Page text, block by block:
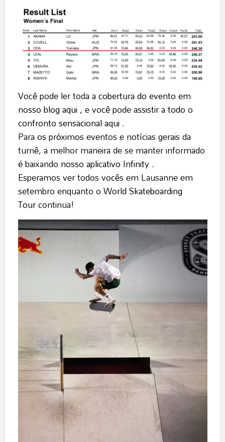
Você pode ler todaa cobertura do evento em
nosso blog aqui, e você podeassistir a todo o
confronto sensacional aqui.
Para os próximos eventos e notícias gerais da
turnê, a melhor maneira de se manter informado
é baixando nosso aplicativo Infinity .
Esperamos ver todos vocês em Lausanne em
setembro enquanto oWorld Skateboarding
Tourcontinua!